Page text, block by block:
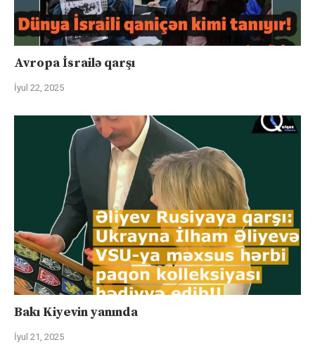
Avropa İsrailə qarşı
İyul 22, 2025
Bakı Kiyevin yanında
İyul 21, 2025